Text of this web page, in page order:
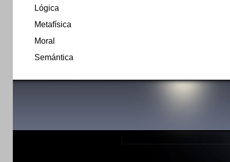
Lógica
Metafísica
Moral
Semántica